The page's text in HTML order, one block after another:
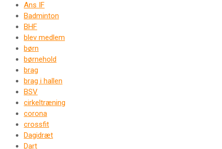
Ans IF
Badminton
BHF
blev medlem
børn
børnehold
brag
brag i hallen
BSV
cirkeltræning
corona
crossfit
Dagidræt
Dart